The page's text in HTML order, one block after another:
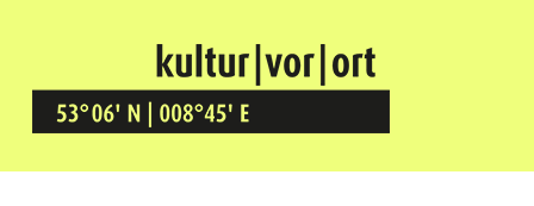
Kultur Vor Ort
BREMEN GRÖPELINGEN